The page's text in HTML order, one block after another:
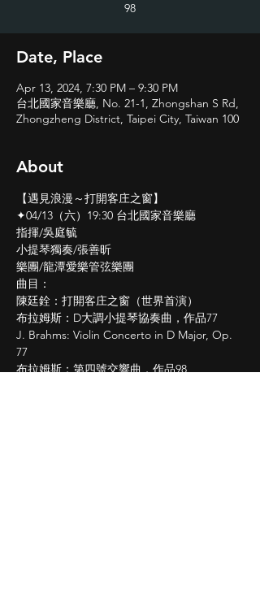
98
Date, Place
Apr 13, 2024, 7:30 PM – 9:30 PM
台北國家音樂廳, No. 21-1, Zhongshan S Rd,
Zhongzheng District, Taipei City, Taiwan 100
About
【遇見浪漫～打開客庄之窗】
✦04/13（六）19:30 台北國家音樂廳
指揮/吳庭毓
小提琴獨奏/張善昕
樂團/龍潭愛樂管弦樂團
曲目：
陳廷銓：打開客庄之窗（世界首演）
布拉姆斯：D大調小提琴協奏曲，作品77
J. Brahms: Violin Concerto in D Major, Op.
77
布拉姆斯：第四號交響曲，作品98